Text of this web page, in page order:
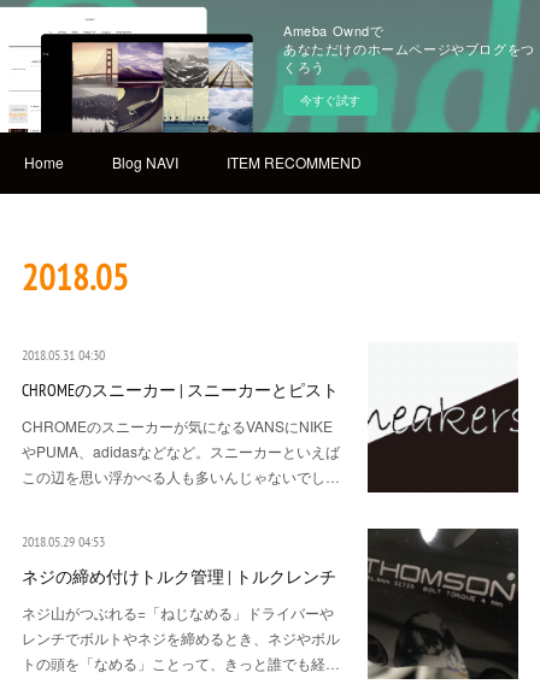
Ameba Owndで
あなただけのホームページやブログをつ
くろう
今すぐ試す
Home Blog NAVI ITEM RECOMMEND
2018.05
2018.05.31 04:30
CHROMEのスニーカー | スニーカーとピスト
CHROMEのスニーカーが気になるVANSにNIKE
やPUMA、adidasなどなど。スニーカーといえば
この辺を思い浮かべる人も多いんじゃないでし…
2018.05.29 04:53
ネジの締め付けトルク管理 | トルクレンチ
ネジ山がつぶれる=「ねじなめる」ドライバーや
レンチでボルトやネジを締めるとき、ネジやボル
トの頭を「なめる」ことって、きっと誰でも経…